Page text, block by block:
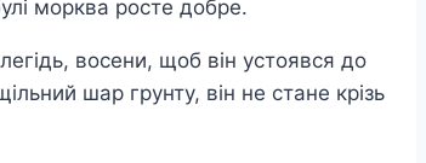
морква росте добре.
восени, щоб він устоявся до
шар грунту, він не стане крізь